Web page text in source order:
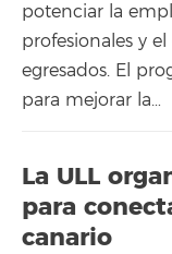
potenciar la
profesionales y
egresados. El
para mejorar la…
La ULL
para
canario